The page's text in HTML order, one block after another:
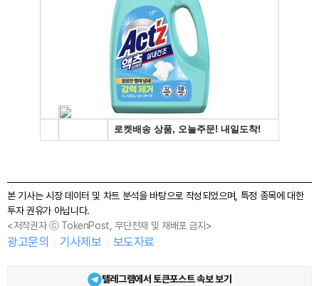
본 기사는 시장 데이터 및 차트 분석을 바탕으로 작성되었으며, 특정 종목에 대한
투자 권유가 아닙니다.
<저작권자 ⓒ TokenPost, 무단전재 및 재배포 금지>
광고문의 기사제보 보도자료
텔레그램에서 토큰포스트 속보 보기